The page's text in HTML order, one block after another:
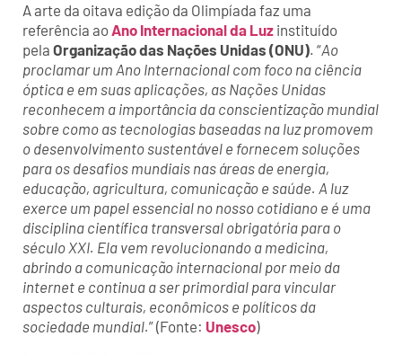
A arte da oitava edição da Olimpíada faz uma
referência aoAno Internacional da Luz instituído
pela Organização das Nações Unidas (ONU). “Ao
proclamar um Ano Internacional com foco na ciência
óptica e em suas aplicações, as Nações Unidas
reconhecem a importância da conscientização mundial
sobre como as tecnologias baseadas na luz promovem
o desenvolvimento sustentável e fornecem soluções
para os desafios mundiais nas áreas de energia,
educação, agricultura, comunicação e saúde. A luz
exerce um papel essencial no nosso cotidiano e é uma
disciplina científica transversal obrigatória para o
século XXI. Ela vem revolucionando a medicina,
abrindo a comunicação internacional por meio da
internet e continua a ser primordial para vincular
aspectos culturais, econômicos e políticos da
sociedade mundial.” (Fonte: Unesco)